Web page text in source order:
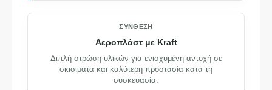
ΣΎΝΘΕΣΗ
Αεροπλάστ με Kraft
Διπλή στρώση υλικών για ενισχυμένη αντοχή σε
σκισίματα και καλύτερη προστασία κατά τη
συσκευασία.